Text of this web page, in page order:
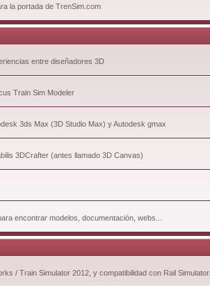
la portada de TrenSim.com
entre diseñadores 3D
Train Sim Modeler
3ds Max (3D Studio Max) y Autodesk gmax
3DCrafter (antes llamado 3D Canvas)
encontrar modelos, documentación, webs...
/ Train Simulator 2012, y compatibilidad con Rail Simulator.